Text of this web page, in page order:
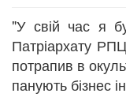
"У свій час я
Патріархату
потрапив в
панують бізнес